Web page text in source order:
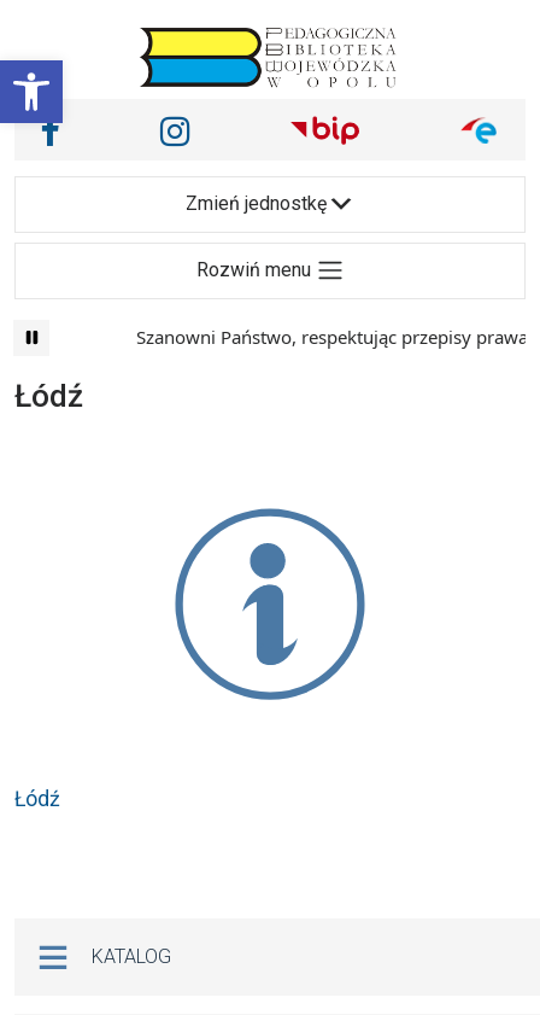
Otwórz pasek narzędzi
Main Navigation
Nasze media społecznościowe i inne
Facebook Instagram
Zmień jednostkę
Rozwiń menu
Szanowni Państwo, respektując przepisy prawa
Łódź
Łódź
KATALOG